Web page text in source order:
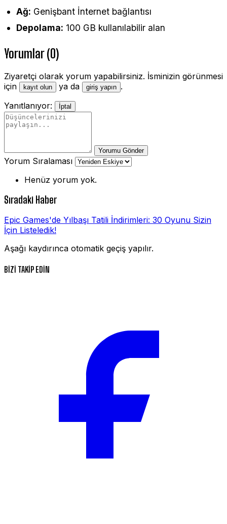
Ağ: Genişbant İnternet bağlantısı
Depolama: 100 GB kullanılabilir alan
Yorumlar (0)
Ziyaretçi olarak yorum yapabilirsiniz. İsminizin görünmesi
için
kayıt olun ya da giriş yapın .
Yanıtlanıyor:
İptal
Yorumu Gönder
Yorum Sıralaması
Henüz yorum yok.
Sıradaki Haber
Epic Games'de Yılbaşı Tatili İndirimleri: 30 Oyunu Sizin
İçin Listeledik!
Aşağı kaydırınca otomatik geçiş yapılır.
BİZİ TAKİP EDİN